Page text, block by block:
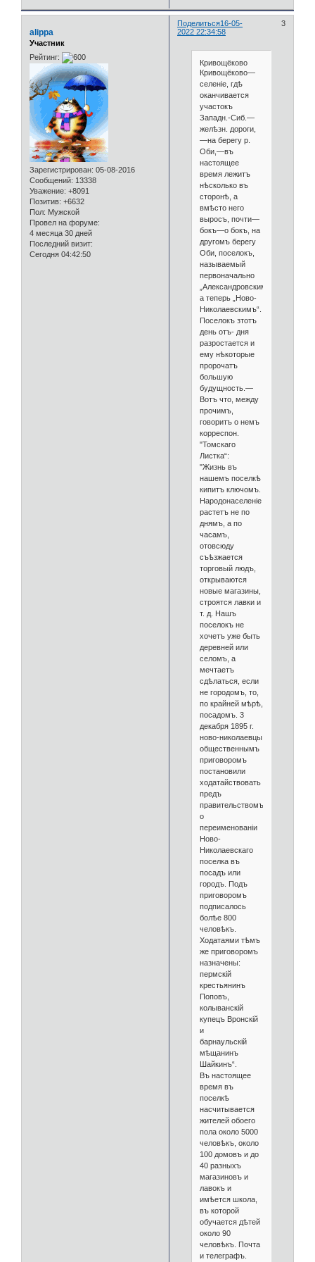
Поделиться 3
16-05-
2022 22:34:58
alippa
Участник
Рейтинг:
Зарегистрирован: 05-08-2016
Сообщений: 13338
Уважение: +8091
Позитив: +6632
Пол: Мужской
Провел на форуме:
4 месяца 30 дней
Последний визит:
Сегодня 04:42:50
Кривощёково
Кривощёково—
селеніе, гдѣ
оканчивается
участокъ
Западн.-Сиб.—
желѣзн. дороги,
—на берегу р.
Оби,—въ
настоящее
время лежитъ
нѣсколько въ
сторонѣ, а
вмѣсто него
выросъ, почти—
бокъ—о бокъ, на
другомъ берегу
Оби, поселокъ,
называемый
первоначально
„Александровскимъ“,
а теперь „Ново-
Николаевскимъ“.
Поселокъ зтотъ
день отъ- дня
разростается и
ему нѣкоторые
пророчатъ
большую
будущность.—
Вотъ что, между
прочимъ,
говоритъ о немъ
корреспон.
"Томскаго
Листка“:
"Жизнь въ
нашемъ поселкѣ
кипитъ ключомъ.
Народонаселеніе
растетъ не по
днямъ, а по
часамъ,
отовсюду
съѣзжается
торговый людъ,
открываются
новые магазины,
строятся лавки и
т. д. Нашъ
поселокъ не
хочетъ уже быть
деревней или
селомъ, а
мечтаетъ
сдѣлаться, если
не городомъ, то,
по крайней мѣрѣ,
посадомъ. 3
декабря 1895 г.
ново-николаевцы
общественнымъ
приговоромъ
постановили
ходатайствовать
предъ
правительствомъ
о
переименованіи
Ново-
Николаевскаго
поселка въ
посадъ или
городъ. Подъ
приговоромъ
подписалось
болѣе 800
человѣкъ.
Ходатаями тѣмъ
же приговоромъ
назначены:
пермскій
крестьянинъ
Поповъ,
колыванскій
купецъ Вронскій
и
барнаульскій
мѣщанинъ
Шайкинъ“.
Въ настоящее
время въ
поселкѣ
насчитывается
жителей обоего
пола около 5000
человѣкъ, около
100 домовъ и до
40 разныхъ
магазиновъ и
лавокъ и
имѣется школа,
въ которой
обучается дѣтей
около 90
человѣкъ. Почта
и телеграфъ.